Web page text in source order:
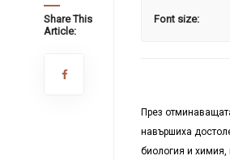
Share This
Article:
Font size:
През
навършиха
биология и химия,